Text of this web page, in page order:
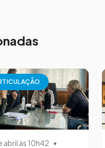
abril às 10h42 •